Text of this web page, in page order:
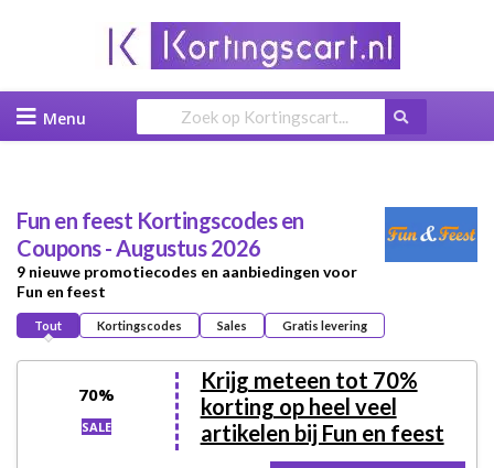
to
content
Fun en feest Kortingscodes en
Coupons - Augustus 2026
9 nieuwe promotiecodes en aanbiedingen voor
Fun en feest
Tout Kortingscodes Sales Gratis levering
70%
SALE
Krijg meteen tot 70%
korting op heel veel
artikelen bij Fun en feest